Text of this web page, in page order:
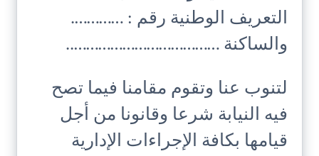
التعريف الوطنية رقم : ………….
والساكنة ………………………………..
لتنوب عنا وتقوم مقامنا فيما تصح
فيه النيابة شرعا وقانونا من أجل
قيامها بكافة الإجراءات الإدارية